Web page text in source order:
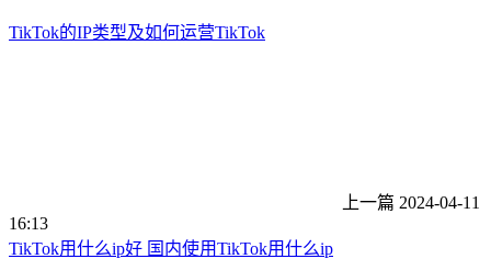
TikTok的IP类型及如何运营TikTok
上一篇 2024-04-11
16:13
TikTok用什么ip好 国内使用TikTok用什么ip